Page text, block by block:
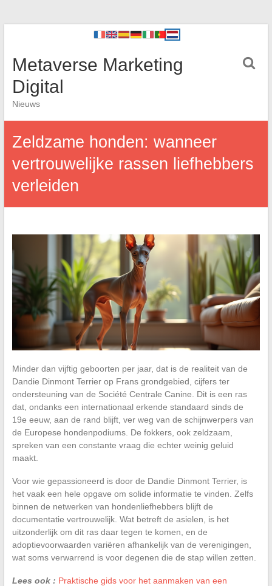
Metaverse Marketing
Digital
Nieuws
Zeldzame honden: wanneer
vertrouwelijke rassen liefhebbers
verleiden
Minder dan vijftig geboorten per jaar, dat is de realiteit van de
Dandie Dinmont Terrier op Frans grondgebied, cijfers ter
ondersteuning van de Société Centrale Canine. Dit is een ras
dat, ondanks een internationaal erkende standaard sinds de
19e eeuw, aan de rand blijft, ver weg van de schijnwerpers van
de Europese hondenpodiums. De fokkers, ook zeldzaam,
spreken van een constante vraag die echter weinig geluid
maakt.
Voor wie gepassioneerd is door de Dandie Dinmont Terrier, is
het vaak een hele opgave om solide informatie te vinden. Zelfs
binnen de netwerken van hondenliefhebbers blijft de
documentatie vertrouwelijk. Wat betreft de asielen, is het
uitzonderlijk om dit ras daar tegen te komen, en de
adoptievoorwaarden variëren afhankelijk van de verenigingen,
wat soms verwarrend is voor degenen die de stap willen zetten.
Lees ook : Praktische gids voor het aanmaken van een